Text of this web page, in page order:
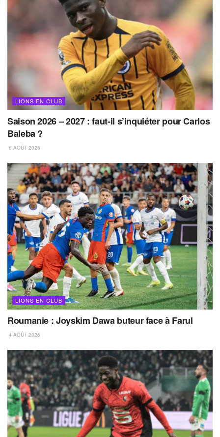
LIONS EN CLUB
Saison 2026 – 2027 : faut-il s’inquiéter pour Carlos
Baleba ?
6 AOÛT 2026
LIONS EN CLUB
Roumanie : Joyskim Dawa buteur face à Farul
4 AOÛT 2026